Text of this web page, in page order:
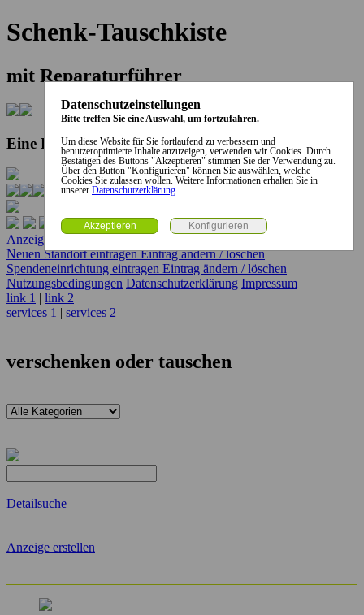
Schenk-Tauschkiste
mit Reparaturführer
Eine Kooperation der Stadt und des Landkreises...
Anzeige erstellen
Neuen Standort eintragenEintrag ändern / löschen
Spendeneinrichtung eintragen Eintrag ändern / löschen
Nutzungsbedingungen Datenschutzerklärung Impressum
link 1 | link 2
services 1 | services 2
verschenken oder tauschen
Detailsuche
Anzeige erstellen
Datenschutzeinstellungen
Bitte treffen Sie eine Auswahl, um fortzufahren.
Um diese Website für Sie fortlaufend zu verbessern und
benutzeroptimierte Inhalte anzuzeigen, verwenden wir Cookies. Durch
Bestätigen des Buttons "Akzeptieren" stimmen Sie der Verwendung zu.
Über den Button "Konfigurieren" können Sie auswählen, welche
Cookies Sie zulassen wollen. Weitere Informationen erhalten Sie in
unserer Datenschutzerklärung.